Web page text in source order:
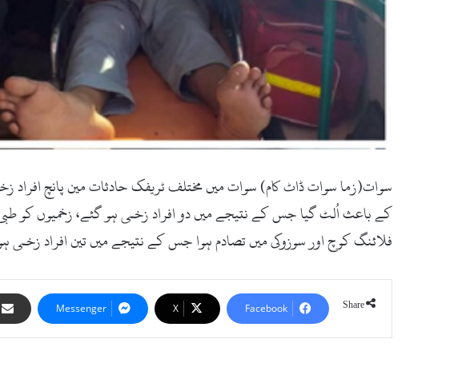
کے باعث اُلٹ گیا جس کے نتیجے میں دو افراد زخمی ہو گئے، زخمیوں کو طبی
فلائنگ کوچ اور سوزوکی میں تصادم ہوا جس کے نتیجے میں تین افراد زخمی
Share
Facebook
X
Messenger